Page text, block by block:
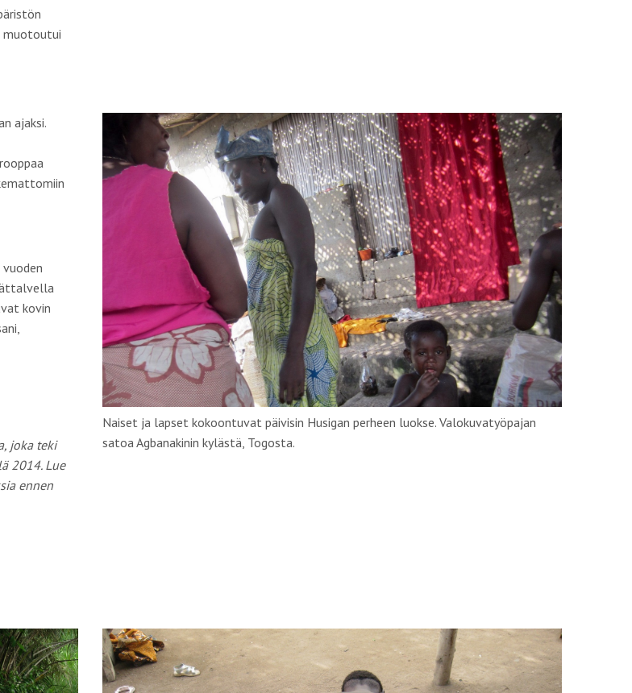
muotoutui
ajaksi.
kovin
joka teki
2014. Lue
ennen
Naiset ja lapset kokoontuvat päivisin Husigan perheen luokse. Valokuvatyöpajan
satoa Agbanakinin kylästä, Togosta.